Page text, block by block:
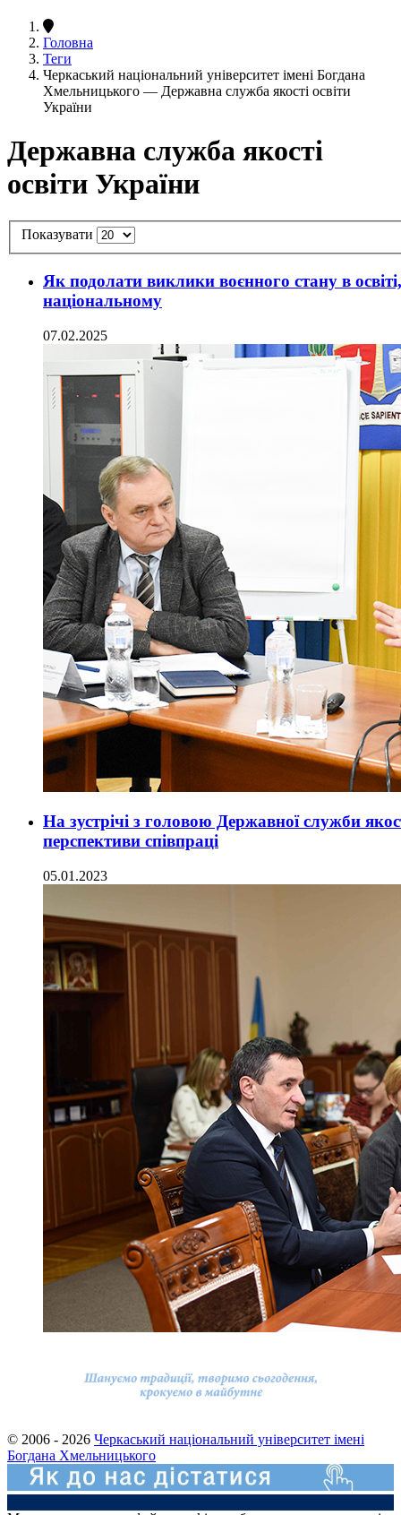
Головна
Теги
Черкаський національний університет імені Богдана
Хмельницького — Державна служба якості освіти
України
Державна служба якості
освіти України
Показувати
Як подолати виклики воєнного стану в
національному
07.02.2025
На зустрічі з головою Державної служби
перспективи співпраці
05.01.2023
© 2006 - 2026 Черкаський національний університет імені
Богдана Хмельницького